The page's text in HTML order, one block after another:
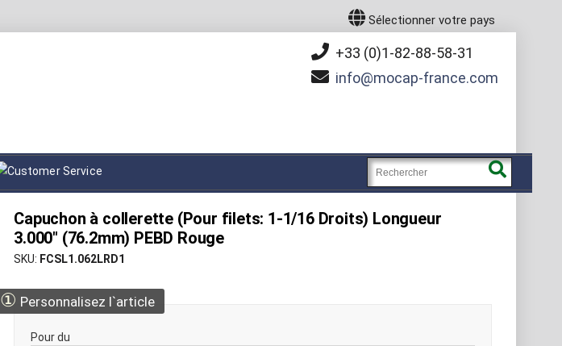
Sélectionner votre pays
+33 (0)1-82-88-58-31
info
mocap-france.com
Capuchon à collerette (Pour filets: 1-1/16 Droits) Longueur
3.000" (76.2mm) PEBD Rouge
SKU FCSL1.062LRD1
① Personnalisez l`article
Pour du